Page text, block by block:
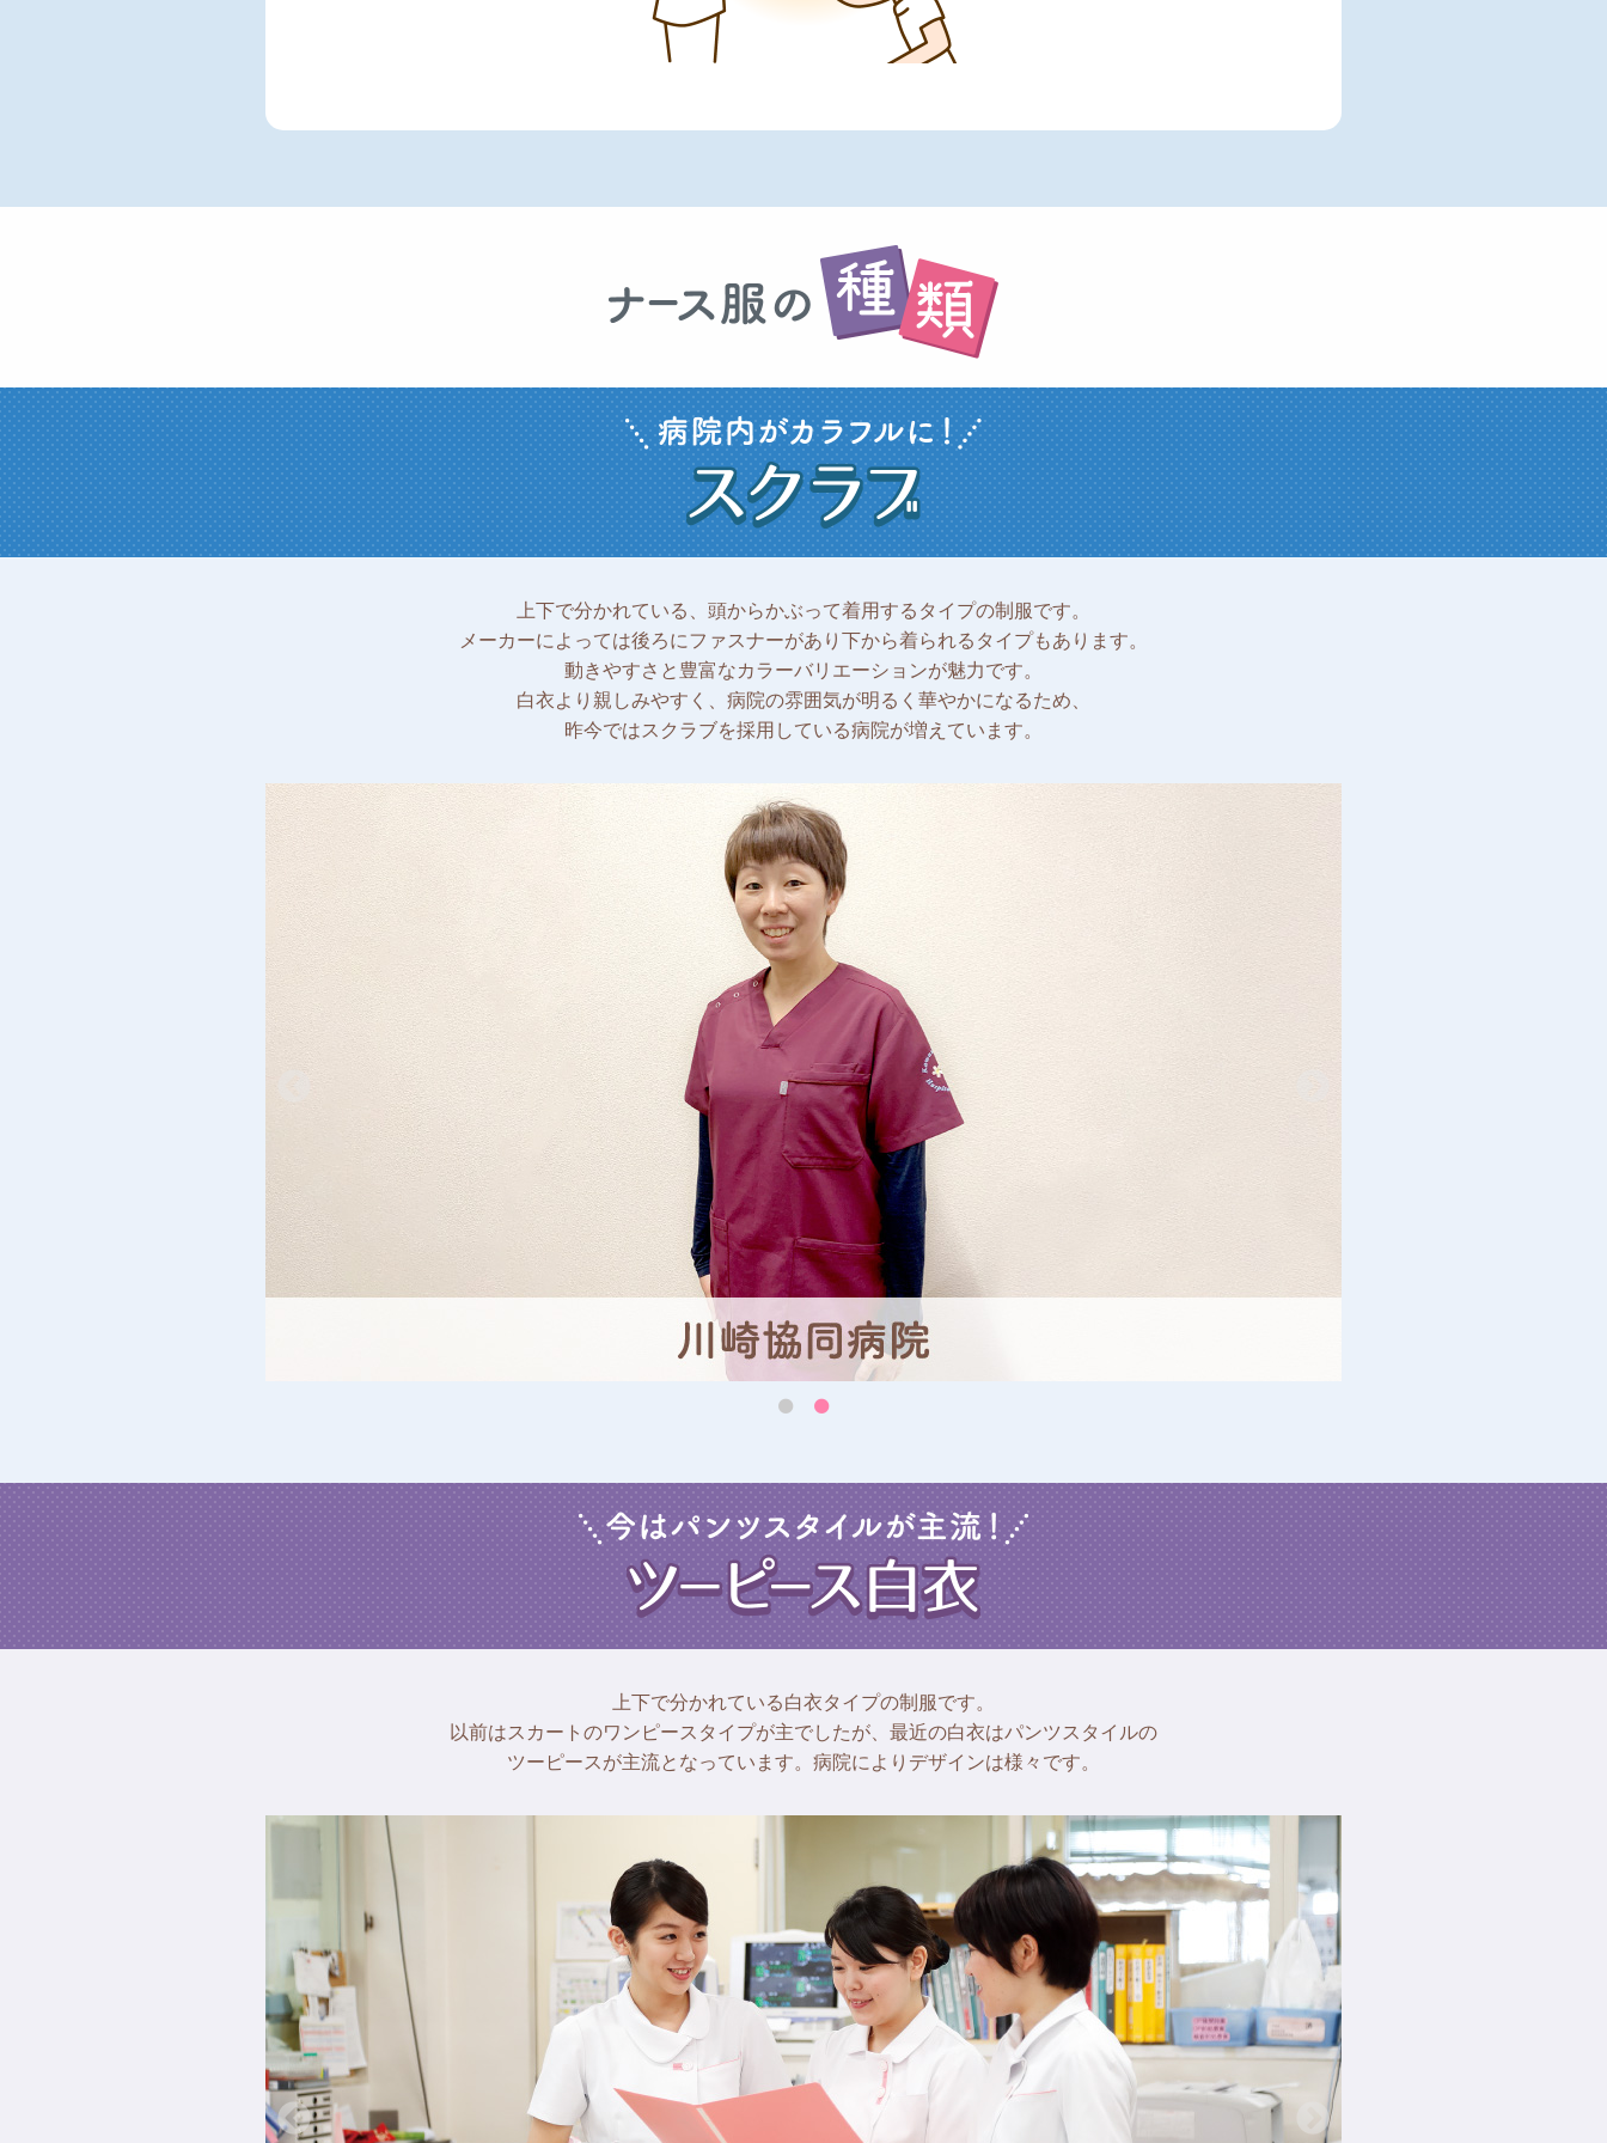
上下で分かれている、頭からかぶって着用するタイプの制服です。
メーカーによっては後ろにファスナーがあり下から着られるタイプもあります。
動きやすさと豊富なカラーバリエーションが魅力です。
白衣より親しみやすく、病院の雰囲気が明るく華やかになるため、
昨今ではスクラブを採用している病院が増えています。
上下で分かれている白衣タイプの制服です。
以前はスカートのワンピースタイプが主でしたが、最近の白衣はパンツスタイルの
ツーピースが主流となっています。病院によりデザインは様々です。